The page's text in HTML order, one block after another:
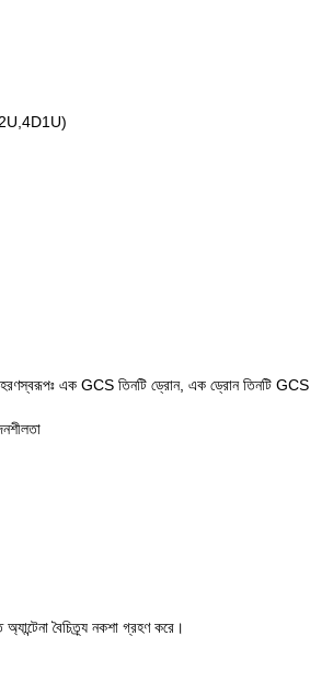
এক GCS তিনটি ড্রোন, এক ড্রোন তিনটি GCS
বৈচিত্র্য নকশা গ্রহণ করে।